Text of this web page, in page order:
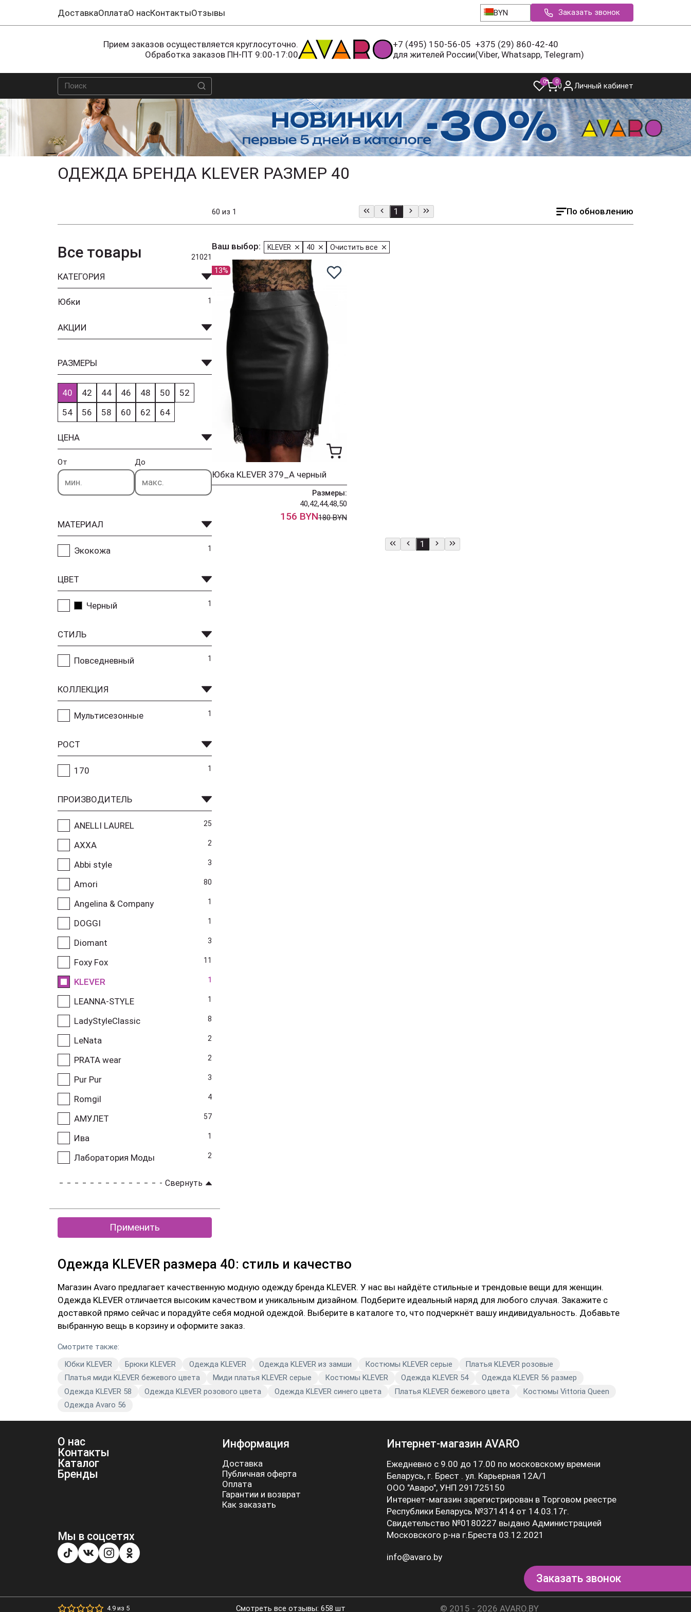
ДоставкаОплатаО насКонтактыОтзывы BYN Заказать звонок
Прием заказов осуществляется круглосуточно.
Обработка заказов ПН-ПТ 9:00-17:00
+7 (495) 150-56-05
для жителей России
+375 (29) 860-42-40
(Viber, Whatsapp, Telegram)
0 00 Личный кабинет
ОДЕЖДА БРЕНДА KLEVER РАЗМЕР 40
60 из 1 По обновлению
1
Все товары 21021
КАТЕГОРИЯ
Юбки 1
АКЦИИ
РАЗМЕРЫ
40 42 44 46 48 50
52
54
56 58 60 62 64
ЦЕНА
От До
МАТЕРИАЛ
Экокожа 1
ЦВЕТ
Черный 1
СТИЛЬ
Повседневный 1
КОЛЛЕКЦИЯ
Мультисезонные 1
РОСТ
170 1
ПРОИЗВОДИТЕЛЬ
ANELLI LAUREL 25
AXXA 2
Abbi style 3
Amori 80
Angelina & Company 1
DOGGI 1
Diomant 3
Foxy Fox 11
KLEVER 1
LEANNA-STYLE 1
LadyStyleClassic 8
LeNata 2
PRATA wear 2
Pur Pur 3
Romgil 4
АМУЛЕТ 57
Ива 1
Лаборатория Моды 2
Свернуть
Применить
Ваш выбор: KLEVER 40 Очистить все
13%
Юбка KLEVER 379_А черный
Размеры:
40,42,44,48,50
156 BYN180 BYN
1
Одежда KLEVER размера 40: стиль и качество
Магазин Avaro предлагает качественную модную одежду бренда KLEVER. У нас вы найдёте стильные и трендовые вещи для женщин.
Одежда KLEVER отличается высоким качеством и уникальным дизайном. Подберите идеальный наряд для любого случая. Закажите с
доставкой прямо сейчас и порадуйте себя модной одеждой. Выберите в каталоге то, что подчеркнёт вашу индивидуальность. Добавьте
выбранную вещь в корзину и оформите заказ.
Смотрите также:
Юбки KLEVER
Брюки KLEVER Одежда KLEVER Одежда KLEVER из замши Костюмы KLEVER серые
Платья KLEVER розовые
Платья миди KLEVER бежевого цвета
Миди платья KLEVER серые Костюмы KLEVER Одежда KLEVER 54
Одежда KLEVER 56 размер
Одежда KLEVER 58
Одежда KLEVER розового цвета Одежда KLEVER синего цвета Платья KLEVER бежевого цвета
Костюмы Vittoria Queen
Одежда Avaro 56
О нас
Контакты
Каталог
Бренды
Мы в соцсетях
Информация
Доставка
Публичная оферта
Оплата
Гарантии и возврат
Как заказать
Интернет-магазин AVARO
Ежедневно с 9.00 до 17.00 по московскому времени
Беларусь, г. Брест . ул. Карьерная 12А/1
ООО "Аваро", УНП 291725150
Интернет-магазин зарегистрирован в Торговом реестре
Республики Беларусь №371414 от 14.03.17г.
Свидетельство №0180227 выдано Администрацией
Московского р-на г.Бреста 03.12.2021
info@avaro.by
Заказать звонок
4.9 из 5 Смотреть все отзывы: 658 шт © 2015 - 2026 AVARO.BY